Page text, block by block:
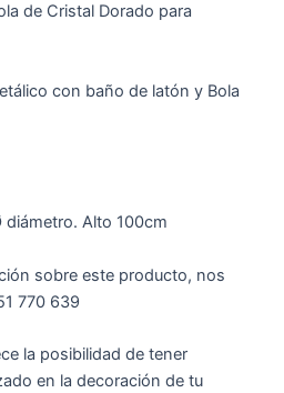
de Cristal Dorado para
con baño de latón y Bola
Alto 100cm
sobre este producto, nos
770 639
la posibilidad de tener
en la decoración de tu